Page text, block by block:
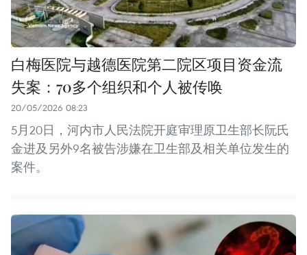
白梅医院与越德医院第二院区项目资金流
失案：70多个组织和个人被传唤
20/05/2026 08:23
5月20日，河内市人民法院开庭审理原卫生部长阮氏
金进及另外9名被告涉嫌在卫生部及相关单位发生的
案件。